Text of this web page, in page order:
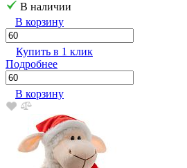
В наличии
В корзину
Купить в 1 клик
Подробнее
В корзину